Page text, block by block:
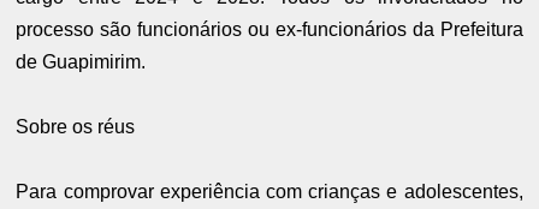
processo são funcionários ou ex-funcionários da Prefeitura
de Guapimirim.
Sobre os réus
Para comprovar experiência com crianças e adolescentes,